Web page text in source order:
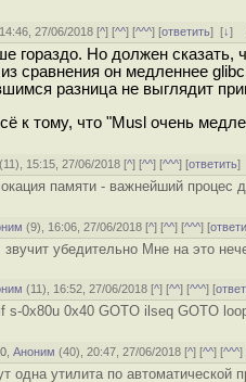
27/06/2018 [^] [^^] [^^^] [ответить][↓]
гораздо. Но должен
сравнения он медленнее
разница не выглядит
к тому, что "Musl очень
(11), 15:15, 27/06/2018 [^] [^^] [^^^] [ответить]
памяти - важнейший процес
(9), 16:06, 27/06/2018 [^] [^^] [^^^] [
убедительно Мне на это
(11), 16:52, 27/06/2018 [^] [^^] [^^^] [
s-0x80u 0x40 GOTO ilseq GOTO
,Аноним (40), 20:47, 27/06/2018 [^] [^^] [^^^]
одна утилита по